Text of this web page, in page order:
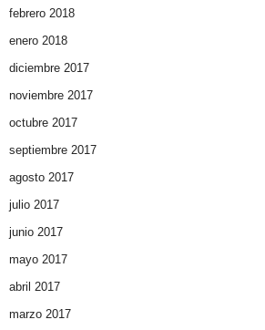
febrero 2018
enero 2018
diciembre 2017
noviembre 2017
octubre 2017
septiembre 2017
agosto 2017
julio 2017
junio 2017
mayo 2017
abril 2017
marzo 2017